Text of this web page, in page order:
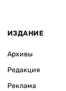
ИЗДАНИЕ
Архивы
Редакция
Реклама